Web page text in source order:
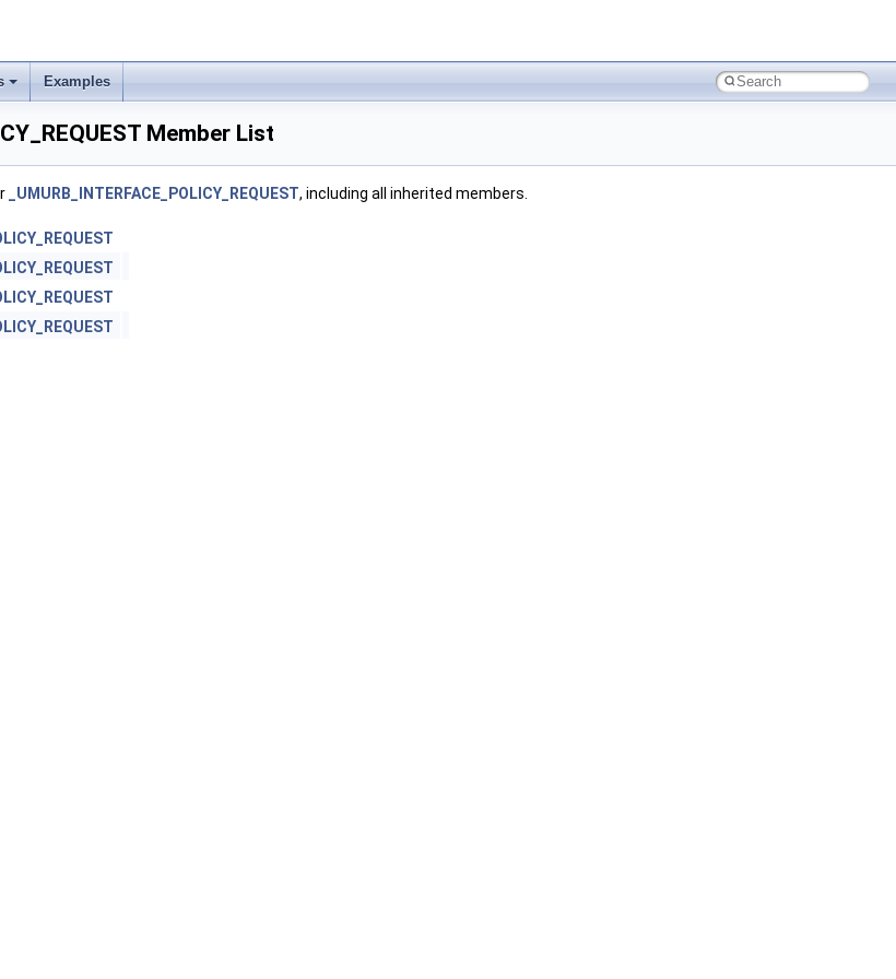
Examples
Member List
_UMURB_INTERFACE_POLICY_REQUEST, including all inherited members.